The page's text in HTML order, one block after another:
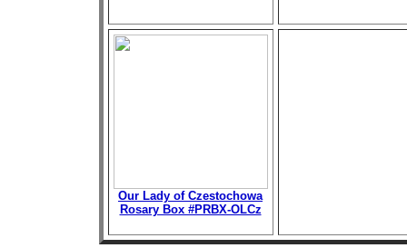
Our Lady of Czestochowa
Rosary Box #PRBX-OLCz